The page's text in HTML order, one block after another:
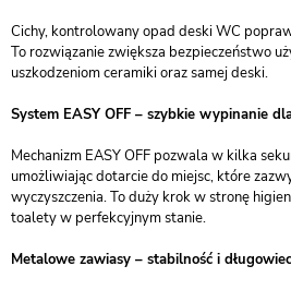
Cichy, kontrolowany opad deski WC
To rozwiązanie zwiększa bezpieczeństwo
uszkodzeniom ceramiki oraz samej deski.
System EASY OFF – szybkie wypinanie
Mechanizm EASY OFF pozwala w kilka
umożliwiając dotarcie do miejsc, które
wyczyszczenia. To duży krok w stronę
toalety w perfekcyjnym stanie.
Metalowe zawiasy – stabilność i